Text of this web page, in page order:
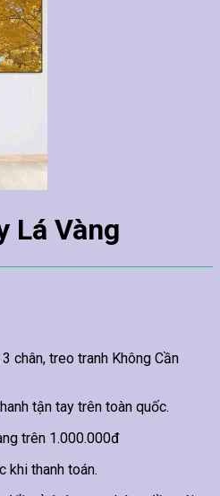
Lá Vàng
chân, treo tranh Không Cần
tận tay trên toàn quốc.
trên 1.000.000đ
khi thanh toán.